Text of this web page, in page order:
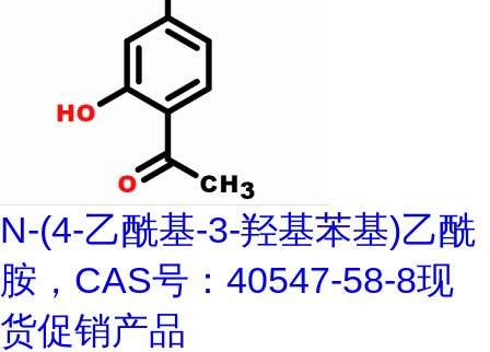
N-(4-乙酰基-3-羟基苯基)乙酰
胺，CAS号：40547-58-8现
货促销产品